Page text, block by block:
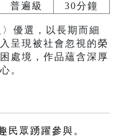
普遍級 30分鐘
優選，以長期而細
呈現被社會忽視的榮
處境，作品蘊含深厚
。
民眾踴躍參與。